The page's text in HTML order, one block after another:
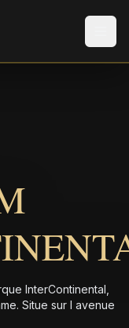
InterContinental,
Situe sur l avenue